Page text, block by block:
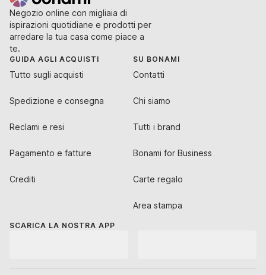
Negozio online con migliaia di
ispirazioni quotidiane e prodotti per
arredare la tua casa come piace a
te.
GUIDA AGLI ACQUISTI
Tutto sugli acquisti
Spedizione e consegna
Reclami e resi
Pagamento e fatture
Crediti
SU BONAMI
Contatti
Chi siamo
Tutti i brand
Bonami for Business
Carte regalo
Area stampa
SCARICA LA NOSTRA APP